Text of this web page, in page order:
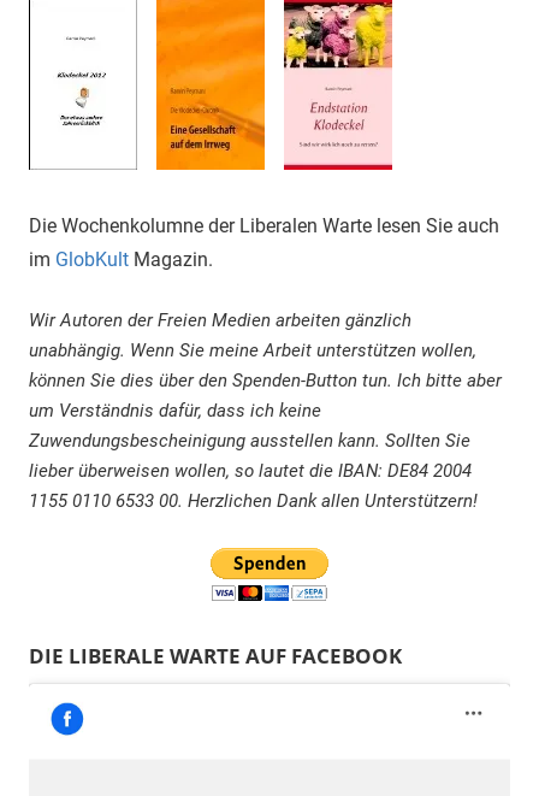
Die Wochenkolumne der Liberalen Warte lesen Sie auch
im GlobKult Magazin.
Wir Autoren der Freien Medien arbeiten gänzlich
unabhängig. Wenn Sie meine Arbeit unterstützen wollen,
können Sie dies über den Spenden-Button tun. Ich bitte aber
um Verständnis dafür, dass ich keine
Zuwendungsbescheinigung ausstellen kann. Sollten Sie
lieber überweisen wollen, so lautet die IBAN: DE84 2004
1155 0110 6533 00. Herzlichen Dank allen Unterstützern!
DIE LIBERALE WARTE AUF FACEBOOK